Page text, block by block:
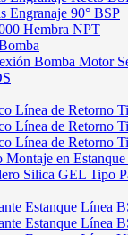
Engranaje 90° BSP
Hembra NPT
Bomba Motor
Línea de Retorno
Línea de Retorno
Línea de Retorno
Montaje en
Silica GEL Tipo
Estanque Línea
Estanque Línea